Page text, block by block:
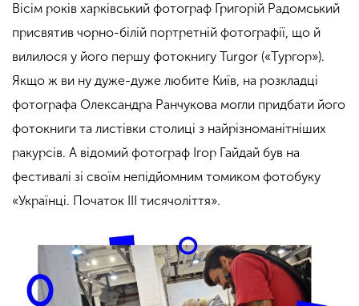
Вісім років харківський фотограф Григорій Радомський
присвятив чорно-білій портретній фотографії, що й
вилилося у його першу фотокнигу Turgor («Тургор»).
Якщо ж ви ну дуже-дуже любите Київ, на розкладці
фотографа Олександра Ранчукова могли придбати його
фотокниги та листівки столиці з найрізноманітніших
ракурсів. А відомий фотограф Ігор Гайдай був на
фестивалі зі своїм непідйомним томиком фотобуку
«Українці. Початок ІІІ тисячоліття».